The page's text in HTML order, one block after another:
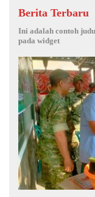
Berita Terbaru
Ini adalah contoh
pada widget